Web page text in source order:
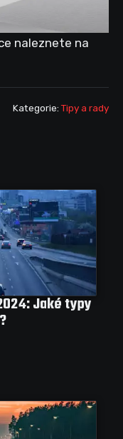
naleznete na
Kategorie:Tipy a rady
Jaké typy